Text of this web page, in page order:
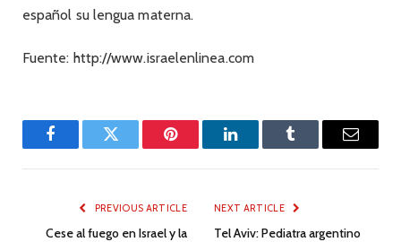
español su lengua materna.
Fuente: http://www.israelenlinea.com
FacebookTwitter Pinterest LinkedInTumblr Email
PREVIOUS ARTICLE
Cese al fuego en Israel y la
NEXT ARTICLE
Tel Aviv: Pediatra argentino